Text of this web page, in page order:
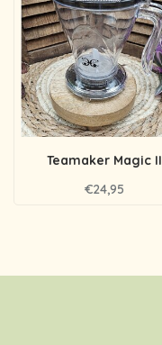
Teamaker Magic II
€24,95